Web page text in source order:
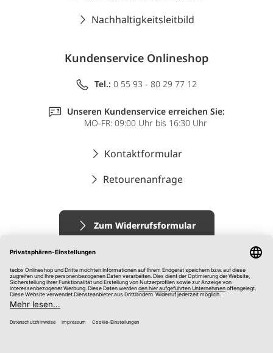
Nachhaltigkeitsleitbild
Kundenservice Onlineshop
Tel.: 0 55 93 - 80 29 77 12
Unseren Kundenservice erreichen Sie:
MO-FR: 09:00 Uhr bis 16:30 Uhr
Kontaktformular
Retourenanfrage
Zum Widerrufsformular
Impressum
AGB
Datenschutz